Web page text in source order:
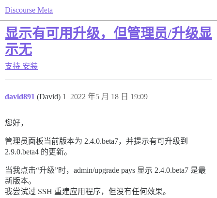
Discourse Meta
显示有可用升级，但管理员/升级显
示无
支持 安装
david891 (David) 2022 年5 月 18 日 19:09
1
您好，
管理员面板当前版本为 2.4.0.beta7，并提示有可升级到
2.9.0.beta4 的更新。
当我点击“升级”时，admin/upgrade pays 显示 2.4.0.beta7 是最
新版本。
我尝试过 SSH 重建应用程序，但没有任何效果。